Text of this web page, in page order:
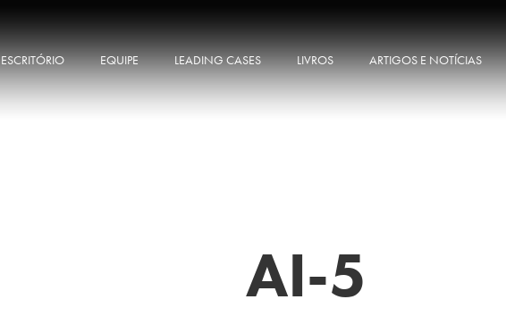
ESCRITÓRIO EQUIPE LEADING CASES LIVROS ARTIGOS E NOTÍCIAS
AI-5